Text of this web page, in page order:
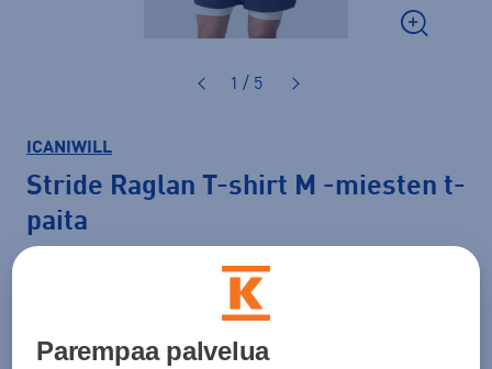
1 / 5
ICANIWILL
Stride Raglan T-shirt M -miesten t-
paita
Parempaa palvelua